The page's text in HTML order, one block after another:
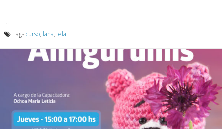
…
Tagscurso, lana, telat